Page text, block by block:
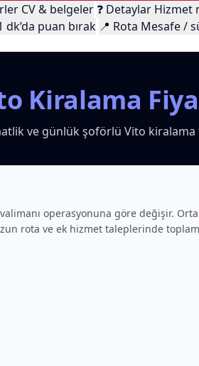
CV & belgeler ❓ Detaylar Hizmet
dk’da puan bırak 📍 Rota Mesafe /
Kiralama
ve günlük şoförlü Vito
operasyonuna göre değişir.
rota ve ek hizmet taleplerinde